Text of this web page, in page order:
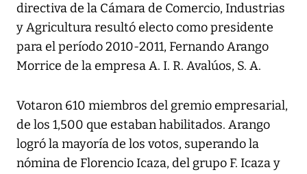
directiva de la Cámara de Comercio, Industrias
y Agricultura resultó electo como presidente
para el período 2010-2011, Fernando Arango
Morrice de la empresa A. I. R. Avalúos, S. A.
Votaron 610 miembros del gremio empresarial,
de los 1,500 que estaban habilitados. Arango
logró la mayoría de los votos, superando la
nómina de Florencio Icaza, del grupo F. Icaza y